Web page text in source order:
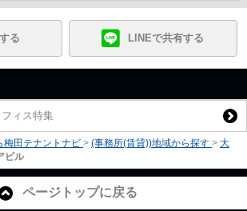
る LINEで共有する
ィス特集
梅田テナントナビ > (事務所(賃貸))地域から探す > 大
ビル
ページトップに戻る